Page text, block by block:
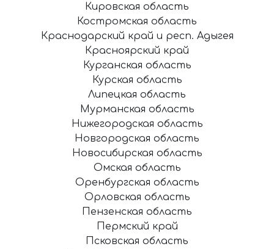
Кировская область
Костромская область
Краснодарский край и респ. Адыгея
Красноярский край
Курганская область
Курская область
Липецкая область
Мурманская область
Нижегородская область
Новгородская область
Новосибирская область
Омская область
Оренбургская область
Орловская область
Пензенская область
Пермский край
Псковская область